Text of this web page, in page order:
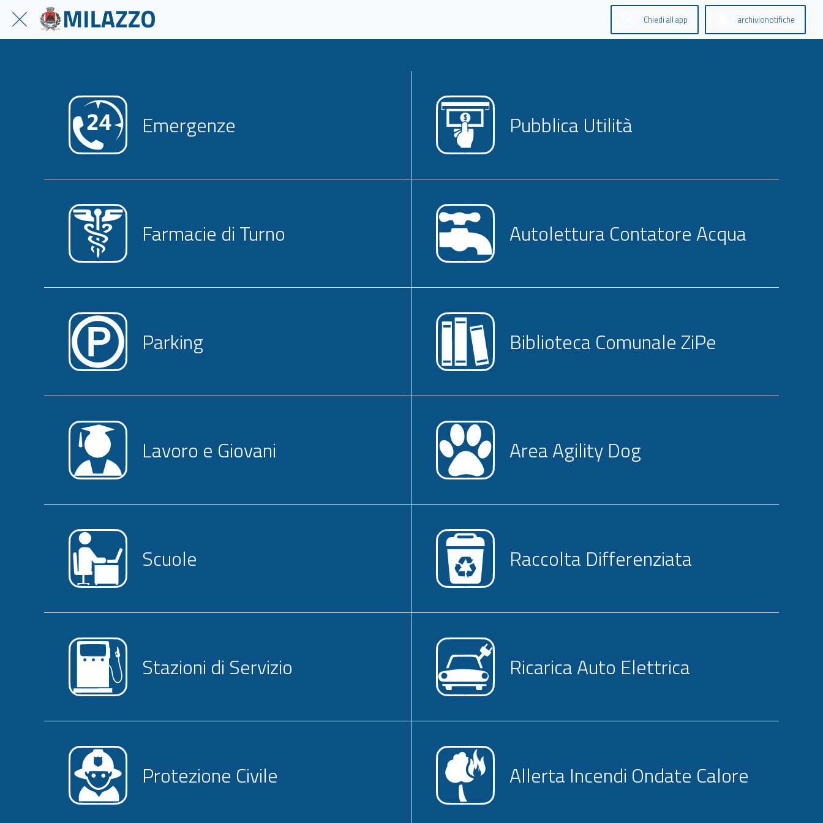
Chiedi all app archivionotifiche
Emergenze Pubblica Utilità
Farmacie di Turno Autolettura Contatore Acqua
Parking Biblioteca Comunale ZiPe
Lavoro e Giovani Area Agility Dog
Scuole Raccolta Differenziata
Stazioni di Servizio Ricarica Auto Elettrica
Protezione Civile Allerta Incendi Ondate Calore